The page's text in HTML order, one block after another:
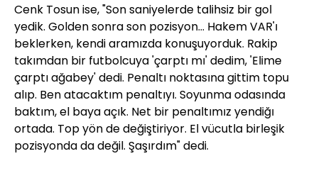
Cenk Tosun ise, "Son saniyelerde talihsiz bir gol
yedik. Golden sonra son pozisyon... Hakem VAR'ı
beklerken, kendi aramızda konuşuyorduk. Rakip
takımdan bir futbolcuya 'çarptı mı' dedim, 'Elime
çarptı ağabey' dedi. Penaltı noktasına gittim topu
alıp. Ben atacaktım penaltıyı. Soyunma odasında
baktım, el baya açık. Net bir penaltımız yendiğı
ortada. Top yön de değiştiriyor. El vücutla birleşik
pozisyonda da değil. Şaşırdım" dedi.